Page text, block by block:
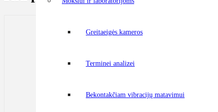
Greitaeigės kameros
Terminei analizei
Bekontakčiam vibracijų matavimui